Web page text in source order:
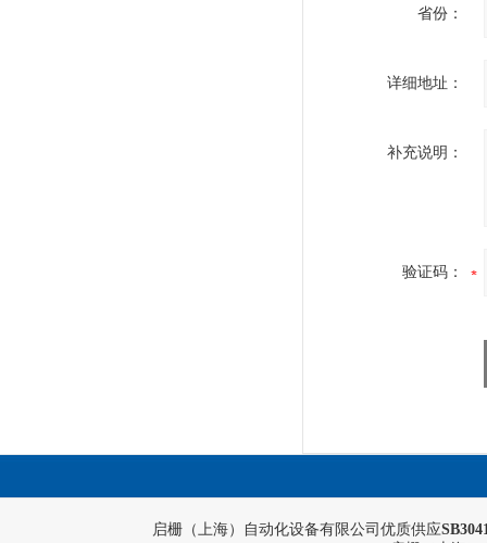
省份：
详细地址：
补充说明：
验证码：
启栅（上海）自动化设备有限公司优质供应